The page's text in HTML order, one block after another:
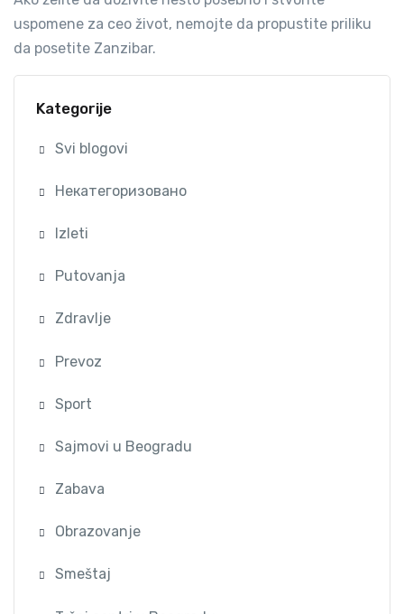
uspomene za ceo život, nemojte da propustite priliku
da posetite Zanzibar.
Kategorije
Svi blogovi
Некатегоризовано
Izleti
Putovanja
Zdravlje
Prevoz
Sport
Sajmovi u Beogradu
Zabava
Obrazovanje
Smeštaj